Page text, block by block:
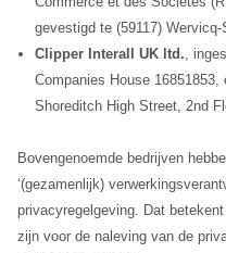
gevestigd te (59117)
Clipper Interall UK ltd.,
Companies House
Shoreditch High Street, 2nd
Bovengenoemde bedrijven
‘(gezamenlijk)
privacyregelgeving. Dat
zijn voor de naleving van de